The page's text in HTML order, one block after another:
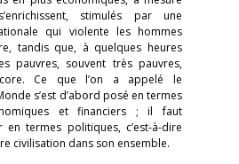
stimulés par une
qui violente les hommes
tandis que, à quelques heures
pauvres, souvent très pauvres,
Ce que l’on a appelé le
s’est d’abord posé en termes
et financiers ; il faut
termes politiques, c’est-à-dire
civilisation dans son ensemble.